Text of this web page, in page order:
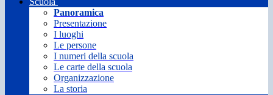
Panoramica
Presentazione
I luoghi
Le persone
I numeri della scuola
Le carte della scuola
Organizzazione
La storia